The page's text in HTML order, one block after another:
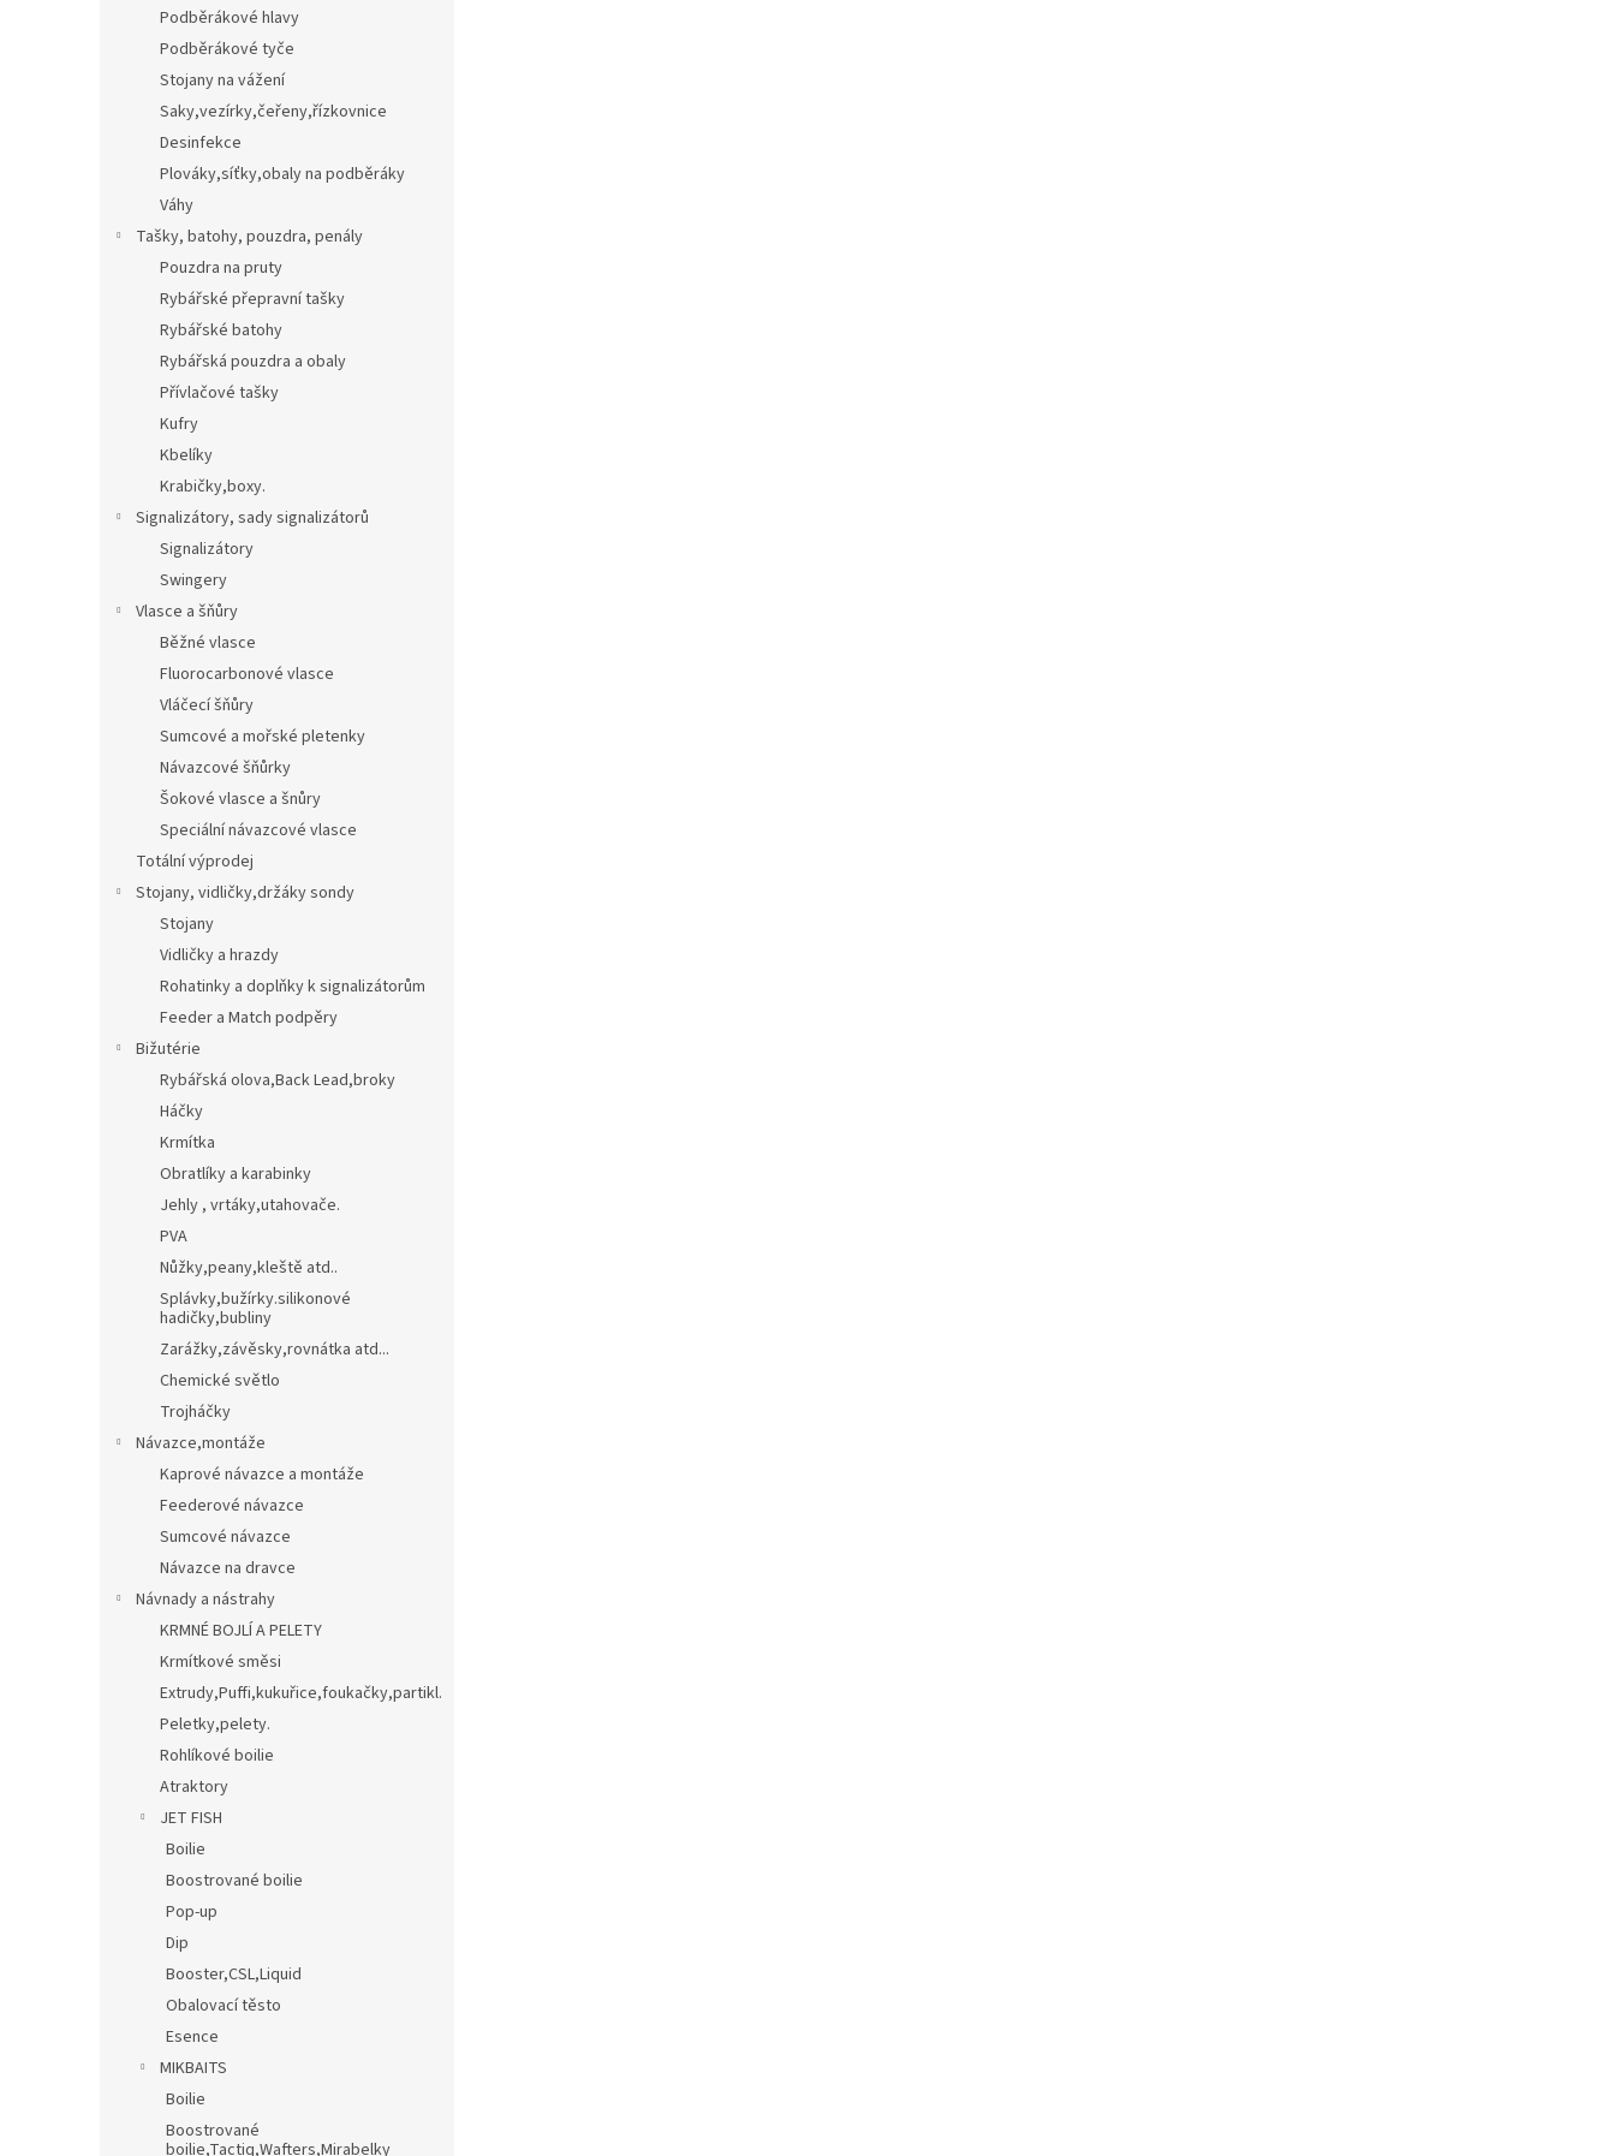
Podběrákové hlavy
Podběrákové tyče
Stojany na vážení
Saky,vezírky,čeřeny,řízkovnice
Desinfekce
Plováky,síťky,obaly na podběráky
Váhy
Tašky, batohy, pouzdra, penály
Pouzdra na pruty
Rybářské přepravní tašky
Rybářské batohy
Rybářská pouzdra a obaly
Přívlačové tašky
Kufry
Kbelíky
Krabičky,boxy.
Signalizátory, sady signalizátorů
Signalizátory
Swingery
Vlasce a šňůry
Běžné vlasce
Fluorocarbonové vlasce
Vláčecí šňůry
Sumcové a mořské pletenky
Návazcové šňůrky
Šokové vlasce a šnůry
Speciální návazcové vlasce
Totální výprodej
Stojany, vidličky,držáky sondy
Stojany
Vidličky a hrazdy
Rohatinky a doplňky k signalizátorům
Feeder a Match podpěry
Bižutérie
Rybářská olova,Back Lead,broky
Háčky
Krmítka
Obratlíky a karabinky
Jehly , vrtáky,utahovače.
PVA
Nůžky,peany,kleště atd..
Splávky,bužírky.silikonové
hadičky,bubliny
Zarážky,závěsky,rovnátka atd...
Chemické světlo
Trojháčky
Návazce,montáže
Kaprové návazce a montáže
Feederové návazce
Sumcové návazce
Návazce na dravce
Návnady a nástrahy
KRMNÉ BOJLÍ A PELETY
Krmítkové směsi
Extrudy,Puffi,kukuřice,foukačky,partikl.
Peletky,pelety.
Rohlíkové boilie
Atraktory
JET FISH
Boilie
Boostrované boilie
Pop-up
Dip
Booster,CSL,Liquid
Obalovací těsto
Esence
MIKBAITS
Boilie
Boostrované
boilie,Tactiq,Wafters,Mirabelky